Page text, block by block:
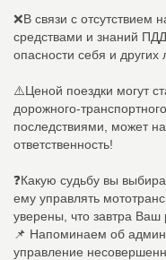
❌В связи с отсутствием
средствами и знаний
опасности себя и
⚠️Ценой поездки могут
дорожного-
последствиями, может
ответственность!
❓Какую судьбу вы
ему управлять
уверены, что завтра Ваш
📌 Напоминаем об
управление